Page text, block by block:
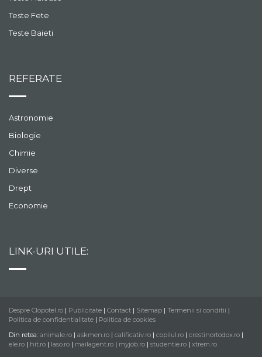
Teste Fete
Teste Baieti
REFERATE
Astronomie
Biologie
Chimie
Diverse
Drept
Economie
LINK-URI UTILE:
Despre Clopotel.ro | Publicitate | Contact | Sitemap | Termenii si conditii |
Politica de confidentialitate | Politica de cookies
Din retea: animale.ro | askmen.ro | calificativ.ro | copilul.ro | crestinortodox.ro |
ele.ro | hit.ro | laso.ro | mailagent.ro | myjob.ro | studentie.ro | xtrem.ro